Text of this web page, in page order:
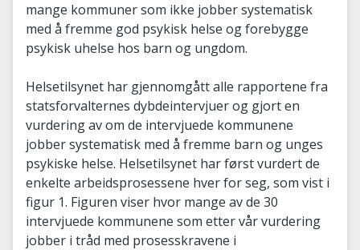
mange kommuner som ikke jobber systematisk
med å fremme god psykisk helse og forebygge
psykisk uhelse hos barn og ungdom.
Helsetilsynet har gjennomgått alle rapportene fra
statsforvalternes dybdeintervjuer og gjort en
vurdering av om de intervjuede kommunene
jobber systematisk med å fremme barn og unges
psykiske helse. Helsetilsynet har først vurdert de
enkelte arbeidsprosessene hver for seg, som vist i
figur 1. Figuren viser hvor mange av de 30
intervjuede kommunene som etter vår vurdering
jobber i tråd med prosesskravene i